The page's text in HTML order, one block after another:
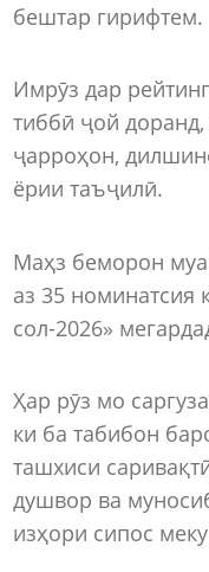
бештар гирифтем.
Имрӯз дар
тиббӣ ҷой
ҷарроҳон,
ёрии таъҷилӣ.
Маҳз беморон
аз 35 номинатсия
сол-2026»
Ҳар рӯз мо
ки ба табибон
ташхиси
душвор ва
изҳори сипос